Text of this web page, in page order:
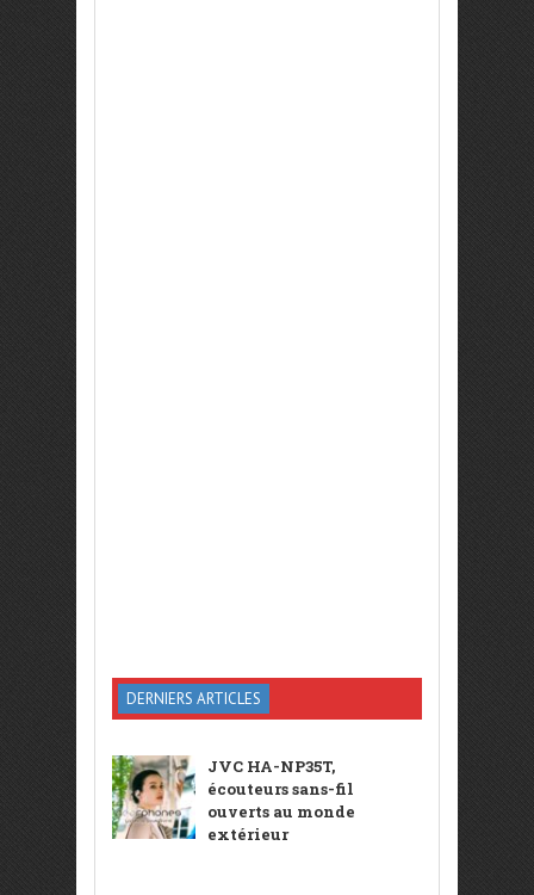
DERNIERS ARTICLES
JVC HA-NP35T,
écouteurs sans-fil
ouverts au monde
extérieur